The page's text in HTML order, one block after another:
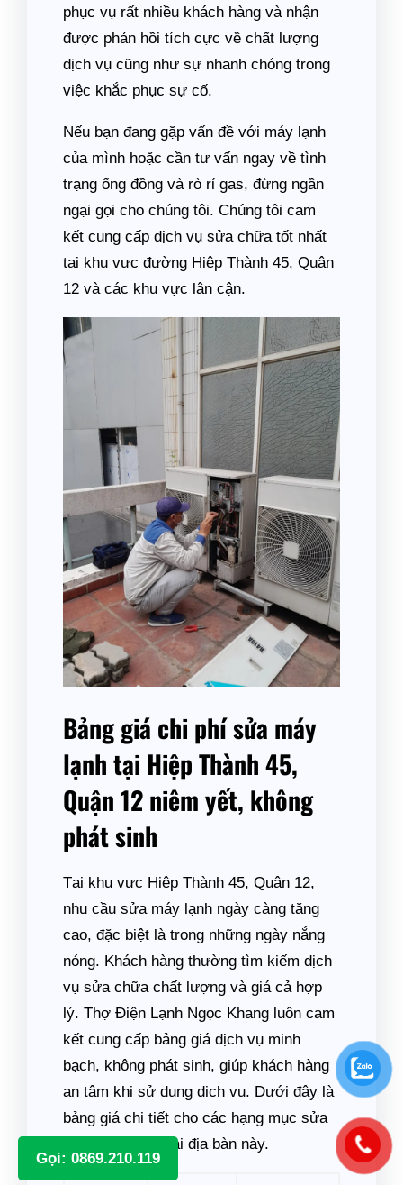
Gọi: 0869.210.119
phục vụ rất nhiều khách hàng và nhận
được phản hồi tích cực về chất lượng
dịch vụ cũng như sự nhanh chóng trong
việc khắc phục sự cố.
Nếu bạn đang gặp vấn đề với máy lạnh
của mình hoặc cần tư vấn ngay về tình
trạng ống đồng và rò rỉ gas, đừng ngần
ngại gọi cho chúng tôi. Chúng tôi cam
kết cung cấp dịch vụ sửa chữa tốt nhất
tại khu vực đường Hiệp Thành 45, Quận
12 và các khu vực lân cận.
Bảng giá chi phí sửa máy
lạnh tại Hiệp Thành 45,
Quận 12 niêm yết, không
phát sinh
Tại khu vực Hiệp Thành 45, Quận 12,
nhu cầu sửa máy lạnh ngày càng tăng
cao, đặc biệt là trong những ngày nắng
nóng. Khách hàng thường tìm kiếm dịch
vụ sửa chữa chất lượng và giá cả hợp
lý. Thợ Điện Lạnh Ngọc Khang luôn cam
kết cung cấp bảng giá dịch vụ minh
bạch, không phát sinh, giúp khách hàng
an tâm khi sử dụng dịch vụ. Dưới đây là
bảng giá chi tiết cho các hạng mục sửa
chữa máy lạnh tại địa bàn này.